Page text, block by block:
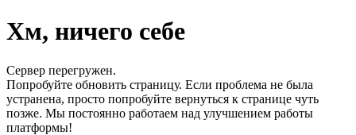
Хм, ничего себе
Сервер перегружен.
Попробуйте обновить страницу. Если проблема не была
устранена, просто попробуйте вернуться к странице чуть
позже. Мы постоянно работаем над улучшением работы
платформы!